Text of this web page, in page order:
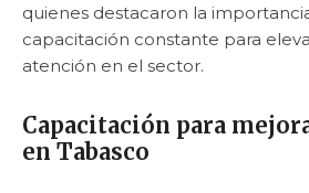
quienes destacaron la
capacitación constante para
atención en el sector.
Capacitación para
en Tabasco